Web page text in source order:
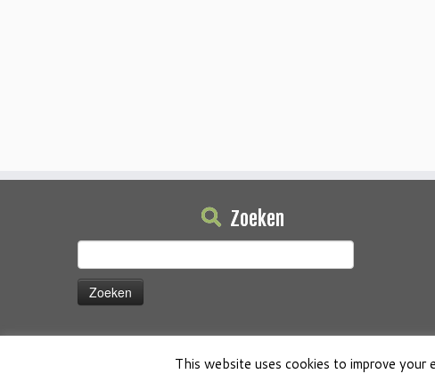
Zoeken
naar:
·© 2026
This website uses cookies to improve